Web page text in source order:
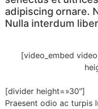
adipiscing ornare.
Nulla interdum
[video_embed
[divider height=»30″]
Praesent odio ac turpis